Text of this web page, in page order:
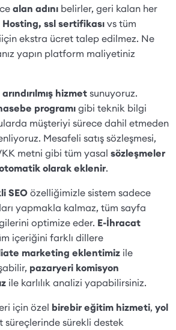
alan adını belirler, geri kalan her
Hosting, ssl sertifikası vs tüm
için ekstra ücret talep edilmez. Ne
yapın platform maliyetiniz
hizmet sunuyoruz.
programı gibi teknik bilgi
müşteriyi sürece dahil etmeden
Mesafeli satış sözleşmesi,
metni gibi tüm yasal sözleşmeler
olarak eklenir.
SEOözelliğimizle sistem sadece
yapmakla kalmaz, tüm sayfa
optimize eder. E-İhracat
içeriğini farklı dillere
marketing eklentimiz ile
pazaryeri komisyon
ile karlılık analizi yapabilirsiniz.
için özel birebir eğitim hizmeti, yol
süreçlerinde sürekli destek